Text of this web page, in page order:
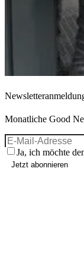
Monatliche Good
Ja, ich möchte
Jetzt abonnieren